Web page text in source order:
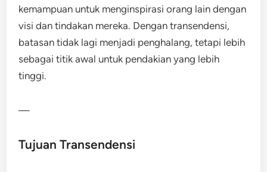
kemampuan untuk menginspirasi orang lain dengan
visi dan tindakan mereka. Dengan transendensi,
batasan tidak lagi menjadi penghalang, tetapi lebih
sebagai titik awal untuk pendakian yang lebih
tinggi.
—
Tujuan Transendensi